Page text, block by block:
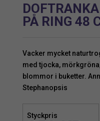
PÅ RING 48
Vacker mycket
med tjocka,
blommor i buketter.
Stephanopsis
Styckpris